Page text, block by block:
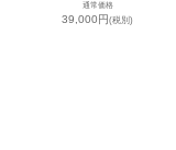
通常価格
39,000円(税別)